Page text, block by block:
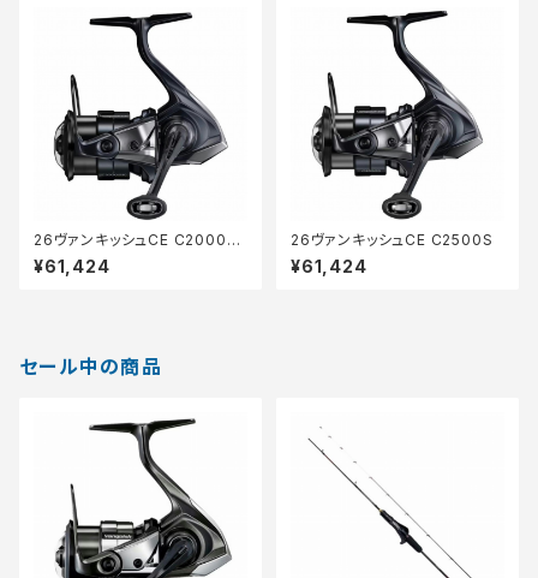
26ヴァンキッシュCE C2000S
HG
¥61,424
26ヴァンキッシュCE C2500S
¥61,424
セール中の商品